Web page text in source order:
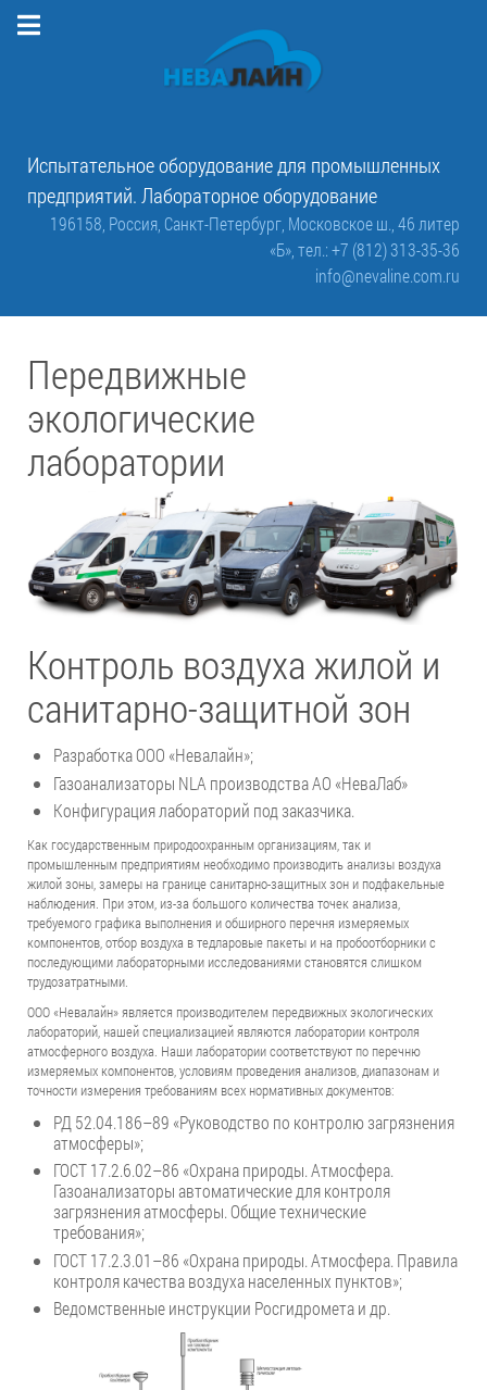
Испытательное оборудование для промышленных
предприятий. Лабораторное оборудование
196158, Россия, Санкт-Петербург, Московское ш., 46 литер
«Б», тел.: +7 (812) 313-35-36
info@nevaline.com.ru
Передвижные
экологические
лаборатории
Контроль воздуха жилой и
санитарно-защитной зон
Разработка ООО «Невалайн»;
Газоанализаторы NLA производства АО «НеваЛаб»
Конфигурация лабораторий под заказчика.
Как государственным природоохранным организациям, так и
промышленным предприятиям необходимо производить анализы воздуха
жилой зоны, замеры на границе санитарно-защитных зон и подфакельные
наблюдения. При этом, из-за большого количества точек анализа,
требуемого графика выполнения и обширного перечня измеряемых
компонентов, отбор воздуха в тедларовые пакеты и на пробоотборники с
последующими лабораторными исследованиями становятся слишком
трудозатратными.
ООО «Невалайн» является производителем передвижных экологических
лабораторий, нашей специализацией являются лаборатории контроля
атмосферного воздуха. Наши лаборатории соответствуют по перечню
измеряемых компонентов, условиям проведения анализов, диапазонам и
точности измерения требованиям всех нормативных документов:
РД 52.04.186–89 «Руководство по контролю загрязнения
атмосферы»;
ГОСТ 17.2.6.02–86 «Охрана природы. Атмосфера.
Газоанализаторы автоматические для контроля
загрязнения атмосферы. Общие технические
требования»;
ГОСТ 17.2.3.01–86 «Охрана природы. Атмосфера. Правила
контроля качества воздуха населенных пунктов»;
Ведомственные инструкции Росгидромета и др.